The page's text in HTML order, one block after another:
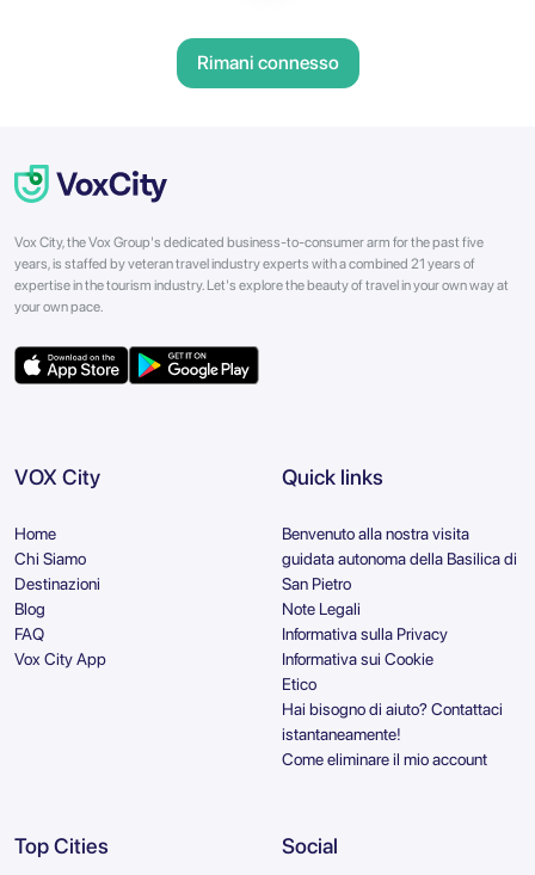
Rimani connesso
Vox City, the Vox Group's dedicated business-to-consumer arm for the past five
years, is staffed by veteran travel industry experts with a combined 21 years of
expertise in the tourism industry. Let's explore the beauty of travel in your own way at
your own pace.
VOX City
Home
Chi Siamo
Destinazioni
Blog
FAQ
Vox City App
Quick links
Benvenuto alla nostra visita
guidata autonoma della Basilica di
San Pietro
Note Legali
Informativa sulla Privacy
Informativa sui Cookie
Etico
Hai bisogno di aiuto? Contattaci
istantaneamente!
Come eliminare il mio account
Top Cities Social